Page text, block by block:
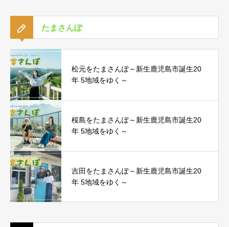
たまさんぽ
松元をたまさんぽ～新生鹿児島市誕生20
年 5地域をゆく～
桜島をたまさんぽ～新生鹿児島市誕生20
年 5地域をゆく～
吉田をたまさんぽ～新生鹿児島市誕生20
年 5地域をゆく～